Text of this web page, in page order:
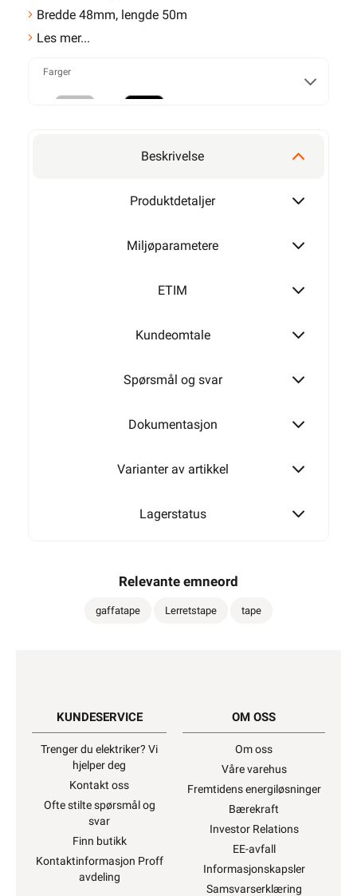
Bredde 48mm, lengde 50m
Les mer...
Farger
Beskrivelse
Produktdetaljer
Miljøparametere
ETIM
Kundeomtale
Spørsmål og svar
Dokumentasjon
Varianter av artikkel
Lagerstatus
Relevante emneord
gaffatape Lerretstape tape
KUNDESERVICE
Trenger du elektriker? Vi
hjelper deg
Kontakt oss
Ofte stilte spørsmål og
svar
Finn butikk
Kontaktinformasjon Proff
avdeling
OM OSS
Om oss
Våre varehus
Fremtidens energiløsninger
Bærekraft
Investor Relations
EE-avfall
Informasjonskapsler
Samsvarserklæring